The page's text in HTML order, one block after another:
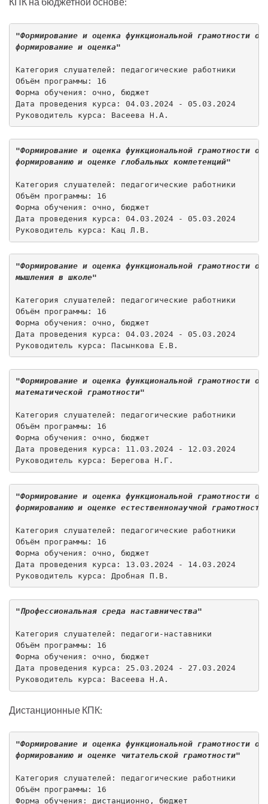
"Формирование и оценка функциональной грамотности
формирование и оценка"
Категория слушателей: педагогические работники
Объём программы: 16
Форма обучения: очно, бюджет
Дата проведения курса: 04.03.2024 - 05.03.2024
Руководитель курса: Васеева Н.А.
"Формирование и оценка функциональной грамотности
формированию и оценке глобальных компетенций"
Категория слушателей: педагогические работники
Объём программы: 16
Форма обучения: очно, бюджет
Дата проведения курса: 04.03.2024 - 05.03.2024
Руководитель курса: Кац Л.В.
"Формирование и оценка функциональной грамотности
мышления в школе"
Категория слушателей: педагогические работники
Объём программы: 16
Форма обучения: очно, бюджет
Дата проведения курса: 04.03.2024 - 05.03.2024
Руководитель курса: Пасынкова Е.В.
"Формирование и оценка функциональной грамотности
математической грамотности"
Категория слушателей: педагогические работники
Объём программы: 16
Форма обучения: очно, бюджет
Дата проведения курса: 11.03.2024 - 12.03.2024
Руководитель курса: Берегова Н.Г.
"Формирование и оценка функциональной грамотности
формированию и оценке естественнонаучной
Категория слушателей: педагогические работники
Объём программы: 16
Форма обучения: очно, бюджет
Дата проведения курса: 13.03.2024 - 14.03.2024
Руководитель курса: Дробная П.В.
"Профессиональная среда наставничества"
Категория слушателей: педагоги-наставники
Объём программы: 16
Форма обучения: очно, бюджет
Дата проведения курса: 25.03.2024 - 27.03.2024
Руководитель курса: Васеева Н.А.
Дистанционные КПК:
"Формирование и оценка функциональной грамотности
формированию и оценке читательской грамотности"
Категория слушателей: педагогические работники
Объём программы: 16
Форма обучения: дистанционно, бюджет